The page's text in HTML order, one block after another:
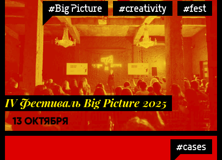
#Big Picture #creativity #fest
IV Фестиваль Big Picture 2025
13 ОКТЯБРЯ
#cases